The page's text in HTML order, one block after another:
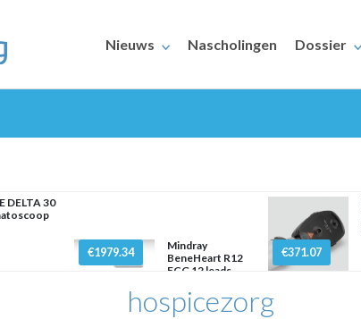
Nieuws Nascholingen Dossier
DELTA 30
€1979.34
Mindray
BeneHeart R12
ECG 12 leads
€371.07
hospicezorg